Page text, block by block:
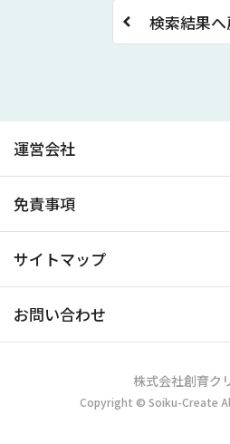
検索結果へ
運営会社
免責事項
サイトマップ
お問い合わせ
株式会社創育ク
Copyright © Soiku-Create